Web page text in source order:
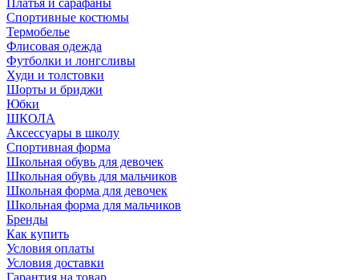
Платья и сарафаны
Спортивные костюмы
Термобелье
Флисовая одежда
Футболки и лонгсливы
Худи и толстовки
Шорты и бриджи
Юбки
ШКОЛА
Аксессуары в школу
Спортивная форма
Школьная обувь для девочек
Школьная обувь для мальчиков
Школьная форма для девочек
Школьная форма для мальчиков
Бренды
Как купить
Условия оплаты
Условия доставки
Гарантия на товар